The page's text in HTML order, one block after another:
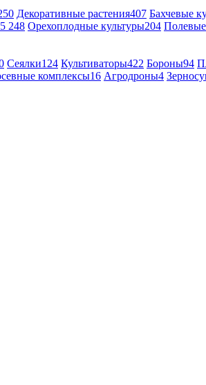
Декоративные растения407 Бахчевые
248 Орехоплодные культуры204
Сеялки124 Культиваторы422 Бороны94
комплексы16 Агродроны4